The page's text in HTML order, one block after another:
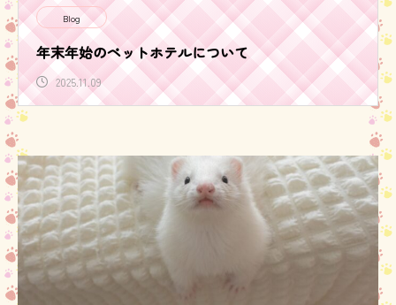
Blog
年末年始のペットホテルについて
2025.11.09